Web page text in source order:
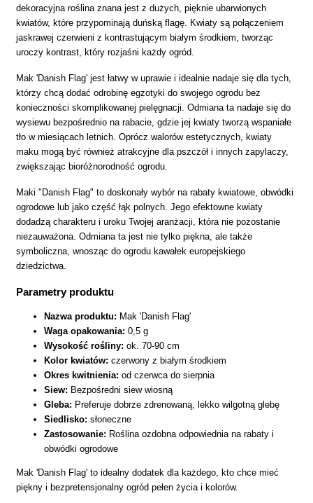
dekoracyjna roślina znana jest z dużych, pięknie ubarwionych
kwiatów, które przypominają duńską flagę. Kwiaty są połączeniem
jaskrawej czerwieni z kontrastującym białym środkiem, tworząc
uroczy kontrast, który rozjaśni każdy ogród.
Mak 'Danish Flag' jest łatwy w uprawie i idealnie nadaje się dla tych,
którzy chcą dodać odrobinę egzotyki do swojego ogrodu bez
konieczności skomplikowanej pielęgnacji. Odmiana ta nadaje się do
wysiewu bezpośrednio na rabacie, gdzie jej kwiaty tworzą wspaniałe
tło w miesiącach letnich. Oprócz walorów estetycznych, kwiaty
maku mogą być również atrakcyjne dla pszczół i innych zapylaczy,
zwiększając bioróżnorodność ogrodu.
Maki "Danish Flag" to doskonały wybór na rabaty kwiatowe, obwódki
ogrodowe lub jako część łąk polnych. Jego efektowne kwiaty
dodadzą charakteru i uroku Twojej aranżacji, która nie pozostanie
niezauważona. Odmiana ta jest nie tylko piękna, ale także
symboliczna, wnosząc do ogrodu kawałek europejskiego
dziedzictwa.
Parametry produktu
Nazwa produktu: Mak 'Danish Flag'
Waga opakowania: 0,5 g
Wysokość rośliny: ok. 70-90 cm
Kolor kwiatów: czerwony z białym środkiem
Okres kwitnienia: od czerwca do sierpnia
Siew: Bezpośredni siew wiosną
Gleba: Preferuje dobrze zdrenowaną, lekko wilgotną glebę
Siedlisko: słoneczne
Zastosowanie: Roślina ozdobna odpowiednia na rabaty i
obwódki ogrodowe
Mak 'Danish Flag' to idealny dodatek dla każdego, kto chce mieć
piękny i bezpretensjonalny ogród pełen życia i kolorów.